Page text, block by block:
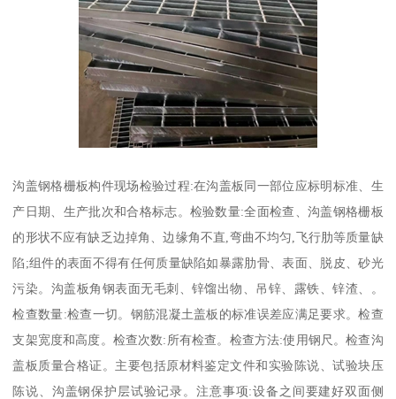
沟盖钢格栅板构件现场检验过程:在沟盖板同一部位应标明标准、生
产日期、生产批次和合格标志。检验数量:全面检查、沟盖钢格栅板
的形状不应有缺乏边掉角、边缘角不直,弯曲不均匀,飞行肋等质量缺
陷;组件的表面不得有任何质量缺陷如暴露肋骨、表面、脱皮、砂光
污染。沟盖板角钢表面无毛刺、锌馏出物、吊锌、露铁、锌渣、。
检查数量:检查一切。钢筋混凝土盖板的标准误差应满足要求。检查
支架宽度和高度。检查次数:所有检查。检查方法:使用钢尺。检查沟
盖板质量合格证。主要包括原材料鉴定文件和实验陈说、试验块压
陈说、沟盖钢保护层试验记录。注意事项:设备之间要建好双面侧